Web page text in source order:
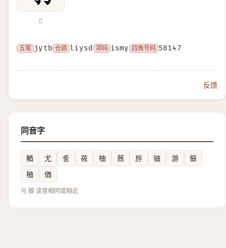
𧌕
五笔 jytb 仓颉 liysd 郑码 ismy 四角号码 58147
反馈
同音字
輏 尤 䚻 莜 柚 莤 斿 铀 游
㒡
秞
偤
与 蝣 读音相同或相近